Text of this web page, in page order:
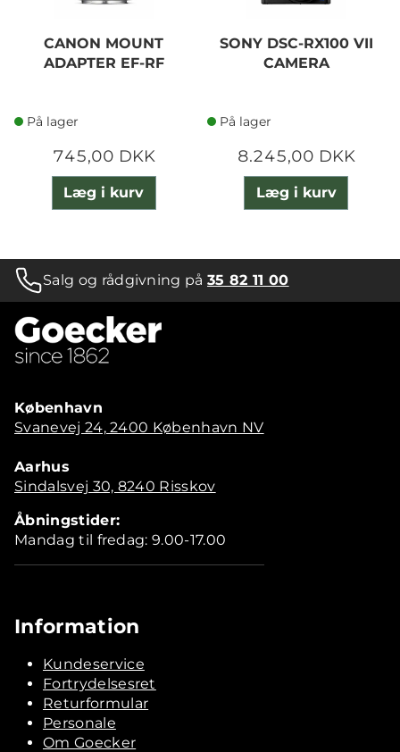
CANON MOUNT
ADAPTER EF-RF
På lager
745,00 DKK
Læg i kurv
SONY DSC-RX100 VII
CAMERA
På lager
8.245,00 DKK
Læg i kurv
Salg og rådgivning på35 82 11 00
København
Svanevej 24, 2400 København NV
Aarhus
Sindalsvej 30, 8240 Risskov
Åbningstider:
Mandag til fredag: 9.00-17.00
Information
Kundeservice
Fortrydelsesret
Returformular
Personale
Om Goecker